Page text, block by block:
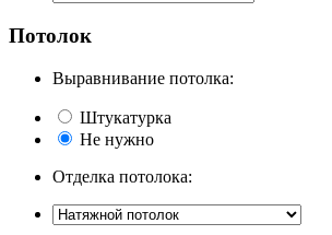
Потолок
Выравнивание потолка:
Штукатурка
Не нужно
Отделка потолока: